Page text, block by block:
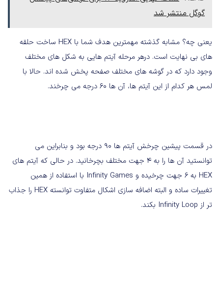
گوگل منتشر شد
یعنی چه؟ مشابه گذشته مهمترین هدف شما با HEX ساخت حلقه
های بی نهایت است. درهر مرحله آیتم هایی به شکل های مختلف
وجود دارد که در گوشه های مختلف صفحه پخش شده اند. حالا با
لمس هر کدام از این آیتم ها، آن ها 60 درجه می چرخند.
در قسمت پیشین چرخش آیتم ها 90 درجه بود و بنابراین می
توانستید آن ها را به 4 جهت مختلف بچرخانید. در حالی که آیتم های
HEX به 6 جهت چرخیده و Infinity Games با استفاده از همین
تغییرات ساده و البته اضافه سازی اشکال متفاوت توانسته HEX را جذاب
تر از Infinity Loop بکند.